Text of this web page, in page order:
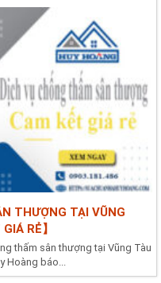
THƯỢNG TẠI VŨNG
RẺ】
thấm sân thượng tại Vũng Tàu
Hoàng báo...